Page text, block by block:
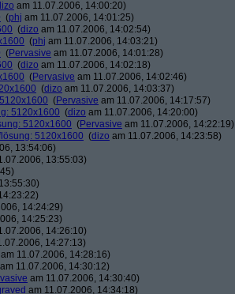
am 11.07.2006, 14:00:20)
(phj am 11.07.2006, 14:01:25)
(dizo am 11.07.2006, 14:02:54)
(phj am 11.07.2006, 14:03:21)
(Pervasive am 11.07.2006, 14:01:28)
(dizo am 11.07.2006, 14:02:18)
(Pervasive am 11.07.2006, 14:02:46)
(dizo am 11.07.2006, 14:03:37)
(Pervasive am 11.07.2006, 14:17:57)
5120x1600 (dizo am 11.07.2006, 14:20:00)
5120x1600 (Pervasive am 11.07.2006, 14:22:19)
5120x1600 (dizo am 11.07.2006, 14:23:58)
13:54:06)
13:55:03)
14:24:29)
14:25:23)
14:26:10)
14:27:13)
am 11.07.2006, 14:28:16)
am 11.07.2006, 14:30:12)
am 11.07.2006, 14:30:40)
am 11.07.2006, 14:34:18)